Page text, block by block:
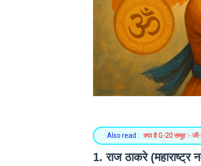
Also read : क्या है G-20 समूह :-
1. राज ठाकरे (महाराष्ट्र